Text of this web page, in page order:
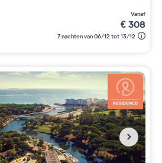
vanaf
€308
7 nachten van 06/12 tot 13/12